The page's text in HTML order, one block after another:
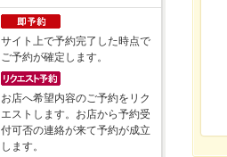
サイト上で予約完了した時点で
ご予約が確定します。
お店へ希望内容のご予約をリク
エストします。お店から予約受
付可否の連絡が来て予約が成立
します。